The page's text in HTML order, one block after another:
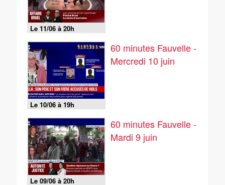
Le 11/06 à 20h
Le 10/06 à 19h
60 minutes Fauvelle -
Mercredi 10 juin
Le 09/06 à 20h
60 minutes Fauvelle -
Mardi 9 juin